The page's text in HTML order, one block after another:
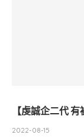
【虔誠企二代
2022-08-15